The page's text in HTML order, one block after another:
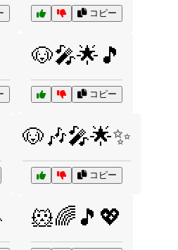
コピー
🐶🎤🌟🎵
コピー
🐶🎶🎤🌟✨
コピー
🐹🌈🎵💖